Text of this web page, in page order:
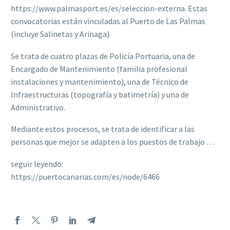
https://www.palmasport.es/es/seleccion-externa. Estas
convocatorias están vinculadas al Puerto de Las Palmas
(incluye Salinetas y Arinaga).
Se trata de cuatro plazas de Policía Portuaria, una de
Encargado de Mantenimiento (familia profesional
instalaciones y mantenimiento), una de Técnico de
Infraestructuras (topografía y batimetría) y una de
Administrativo.
Mediante estos procesos, se trata de identificar a las
personas que mejor se adapten a los puestos de trabajo …
seguir leyendo:
https://puertocanarias.com/es/node/6466